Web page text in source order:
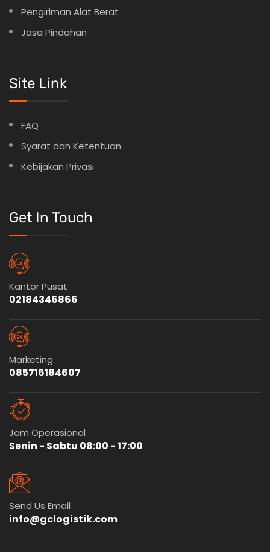
Pengiriman Alat Berat
Jasa Pindahan
Site Link
FAQ
Syarat dan Ketentuan
Kebijakan Privasi
Get In Touch
Kantor Pusat
02184346866
Marketing
085716184607
Jam Operasional
Senin - Sabtu 08:00 - 17:00
Send Us Email
info@gclogistik.com